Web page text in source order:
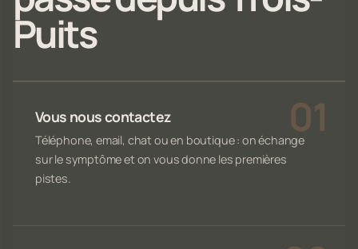
Puits
Vous nous contactez
Téléphone, email, chat ou en boutique : on échange
sur le symptôme et on vous donne les premières
pistes.